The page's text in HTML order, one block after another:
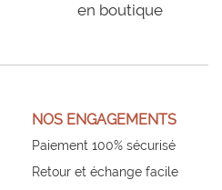
en boutique
NOS ENGAGEMENTS
Paiement 100% sécurisé
Retour et échange facile